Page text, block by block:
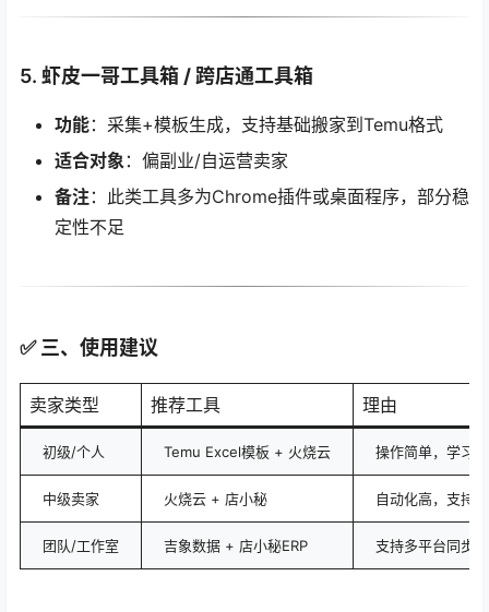
5. 虾皮一哥工具箱 / 跨店通工具箱
功能：采集+模板生成，支持基础搬家到Temu格式
适合对象 ：偏副业/自运营卖家
备注：此类工具多为Chrome插件或桌面程序，部分稳
定性不足
✅ 三、使用建议
卖家类型 推荐工具 理由
初级/个人 Temu Excel模板 + 火烧云 操作简单，学习
中级卖家 火烧云 + 店小秘 自动化高，支持
团队/工作室 吉象数据 + 店小秘ERP 支持多平台同步